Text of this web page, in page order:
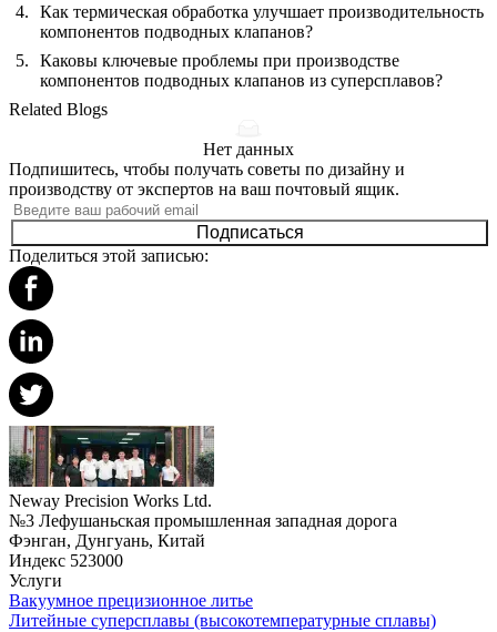
Как термическая обработка улучшает производительность
компонентов подводных клапанов?
Каковы ключевые проблемы при производстве
компонентов подводных клапанов из суперсплавов?
Related Blogs
Нет данных
Подпишитесь, чтобы получать советы по дизайну и
производству от экспертов на ваш почтовый ящик.
Подписаться
Поделиться этой записью:
Neway Precision Works Ltd.
№3 Лефушаньская промышленная западная дорога
Фэнган, Дунгуань, Китай
Индекс 523000
Услуги
Вакуумное прецизионное литье
Литейные суперсплавы (высокотемпературные сплавы)